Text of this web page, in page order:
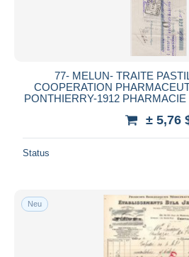
77- MELUN- TRAITE
COOPERATION
PONTHIERRY-1912
± 5,76
Status
Neu